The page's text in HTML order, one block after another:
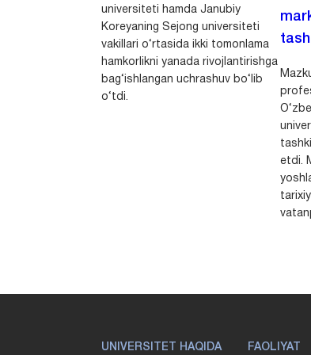
universiteti hamda Janubiy
Koreyaning Sejong universiteti
vakillari o‘rtasida ikki tomonlama
hamkorlikni yanada rivojlantirishga
bag‘ishlangan uchrashuv bo‘lib
o‘tdi.
etdi.
UNIVERSITET HAQIDA FAOLIYAT